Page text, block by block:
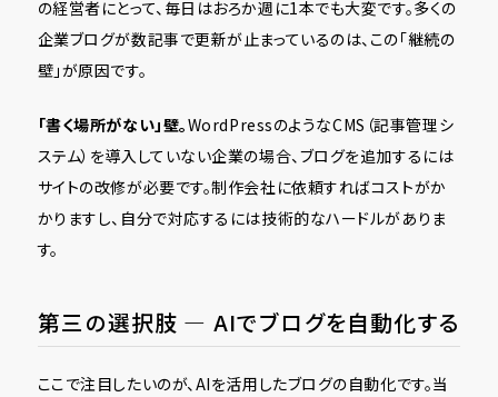
の経営者にとって、毎日はおろか週に1本でも大変です。多くの
企業ブログが数記事で更新が止まっているのは、この「継続の
壁」が原因です。
「書く場所がない」壁。WordPressのようなCMS（記事管理シ
ステム）を導入していない企業の場合、ブログを追加するには
サイトの改修が必要です。制作会社に依頼すればコストがか
かりますし、自分で対応するには技術的なハードルがありま
す。
第三の選択肢 ― AIでブログを自動化する
ここで注目したいのが、AIを活用したブログの自動化です。当